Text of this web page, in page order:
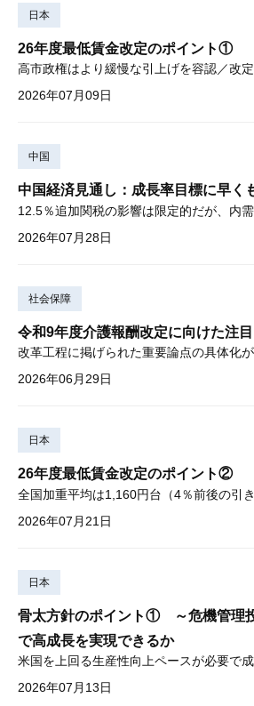
日本
26年度最低賃金改定のポイント①
2026年07月09日
中国
中国経済見通し：成長率目標に早く
12.5％追加関税の影響は限定的だが、内
2026年07月28日
社会保障
令和9年度介護報酬改定に向けた注
改革工程に掲げられた重要論点の具体化
2026年06月29日
日本
26年度最低賃金改定のポイント②
全国加重平均は1,160円台（4％前後の引
2026年07月21日
日本
骨太方針のポイント① ～危機管理
で高成長を実現できるか
2026年07月13日